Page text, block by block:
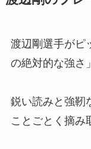
渡辺剛選手がピ
の絶対的な強さ
鋭い読みと強靭
ことごとく摘み